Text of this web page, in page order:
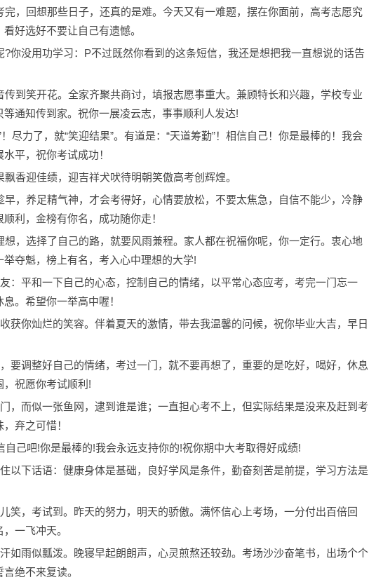
完，回想那些日子，还真的是难。今天又有一难题，摆在你面前，高考志愿究
好选好不要让自己有遗憾。
?你没用功学习：P不过既然你看到的这条短信，我还是想把我一直想说的话告
传到笑开花。全家齐聚共商讨，填报志愿事重大。兼顾特长和兴趣，学校专业
通知传到家。祝你一展凌云志，事事顺利人发达!
尽力了，就“笑迎结果”。有道是：“天道筹勤”！相信自己！你是最棒的！我会
平，祝你考试成功！
香迎佳绩，迎吉祥犬吠待明朝笑傲高考创辉煌。
早，养足精气神，才会考得好，心情要放松，不要太焦急，自信不能少，冷静
利，金榜有你名，成功随你走！
想，选择了自己的路，就要风雨兼程。家人都在祝福你呢，你一定行。衷心地
夺魁，榜上有名，考入心中理想的大学!
：平和一下自己的心态，控制自己的情绪，以平常心态应考，考完一门忘一
。希望你一举高中喔！
获你灿烂的笑容。伴着夏天的激情，带去我温馨的问候，祝你毕业大吉，早日
要调整好自己的情绪，考过一门，就不要再想了，重要的是吃好，喝好，休息
祝愿你考试顺利!
，而似一张鱼网，逮到谁是谁；一直担心考不上，但实际结果是没来及赶到考
弃之可惜！
自己吧!你是最棒的!我会永远支持你的!祝你期中大考取得好成绩!
以下话语：健康身体是基础，良好学风是条件，勤奋刻苦是前提，学习方法是
笑，考试到。昨天的努力，明天的骄傲。满怀信心上考场，一分付出百倍回
一飞冲天。
如雨似瓢泼。晚寝早起朗朗声，心灵煎熬还较劲。考场沙沙奋笔书，出场个个
绝不来复读。